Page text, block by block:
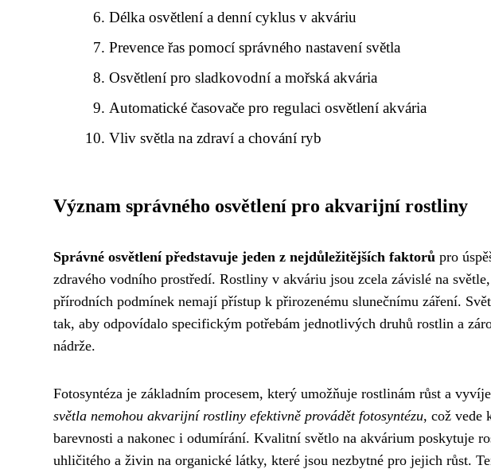
Délka osvětlení a denní cyklus v akváriu
Prevence řas pomocí správného nastavení světla
Osvětlení pro sladkovodní a mořská akvária
Automatické časovače pro regulaci osvětlení akvária
Vliv světla na zdraví a chování ryb
Význam správného osvětlení pro akvarijní rostliny
Správné osvětlení představuje jeden z nejdůležitějších faktorů pro
zdravého vodního prostředí. Rostliny v akváriu jsou zcela závislé na
přírodních podmínek nemají přístup k přirozenému slunečnímu záření.
tak, aby odpovídalo specifickým potřebám jednotlivých druhů rostlin a
nádrže.
Fotosyntéza je základním procesem, který umožňuje rostlinám růst a
světla nemohou akvarijní rostliny efektivně provádět fotosyntézu, což vede
barevnosti a nakonec i odumírání. Kvalitní světlo na akvárium poskytuje
uhličitého a živin na organické látky, které jsou nezbytné pro jejich růst.